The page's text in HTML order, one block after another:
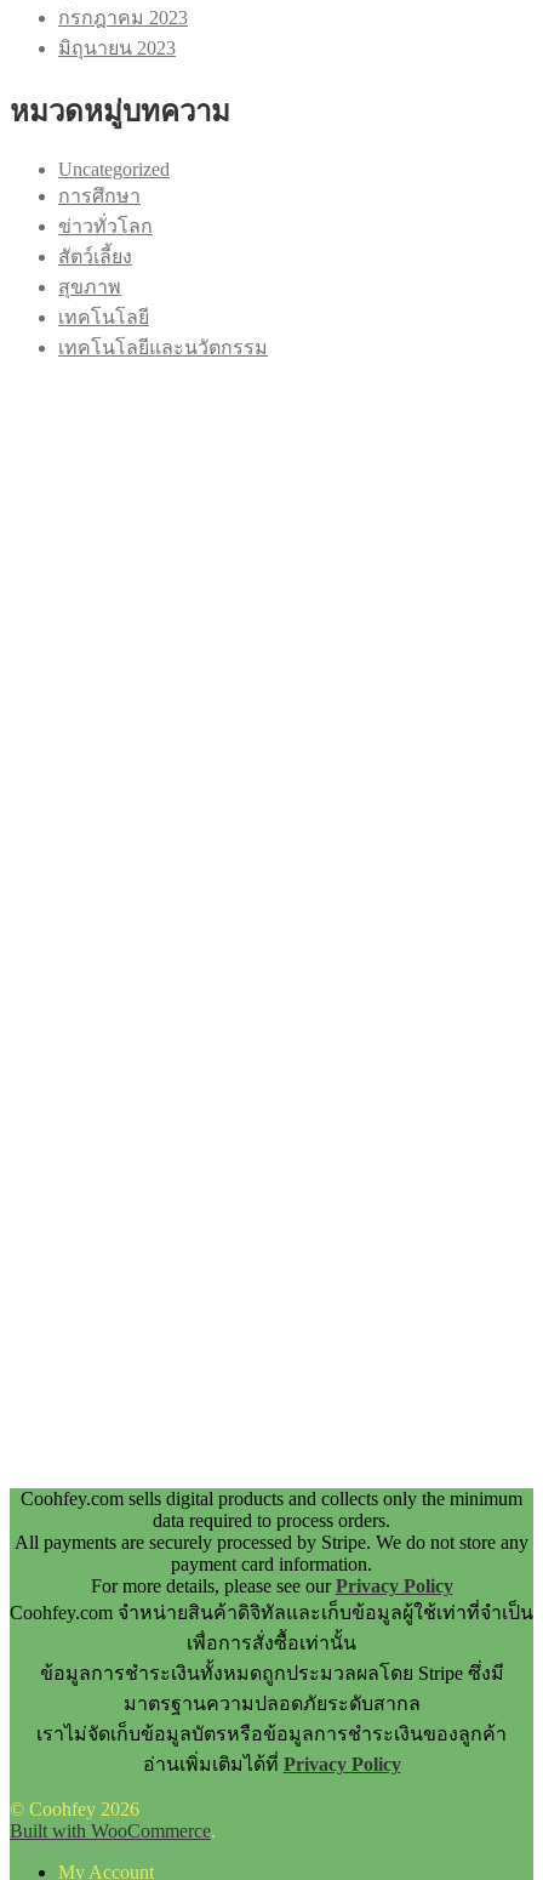
กรกฎาคม 2023
มิถุนายน 2023
หมวดหมู่บทความ
Uncategorized
การศึกษา
ข่าวทั่วโลก
สัตว์เลี้ยง
สุขภาพ
เทคโนโลยี
เทคโนโลยีและนวัตกรรม
Coohfey.com sells digital products and collects only the minimum
data required to process orders.
All payments are securely processed by Stripe. We do not store any
payment card information.
For more details, please see ourPrivacy Policy
Coohfey.com จำหน่ายสินค้าดิจิทัลและเก็บข้อมูลผู้ใช้เท่าที่จำเป็น
เพื่อการสั่งซื้อเท่านั้น
ข้อมูลการชำระเงินทั้งหมดถูกประมวลผลโดย Stripe ซึ่งมี
มาตรฐานความปลอดภัยระดับสากล
เราไม่จัดเก็บข้อมูลบัตรหรือข้อมูลการชำระเงินของลูกค้า
อ่านเพิ่มเติมได้ที่ Privacy Policy
© Coohfey 2026
Built with WooCommerce.
My Account